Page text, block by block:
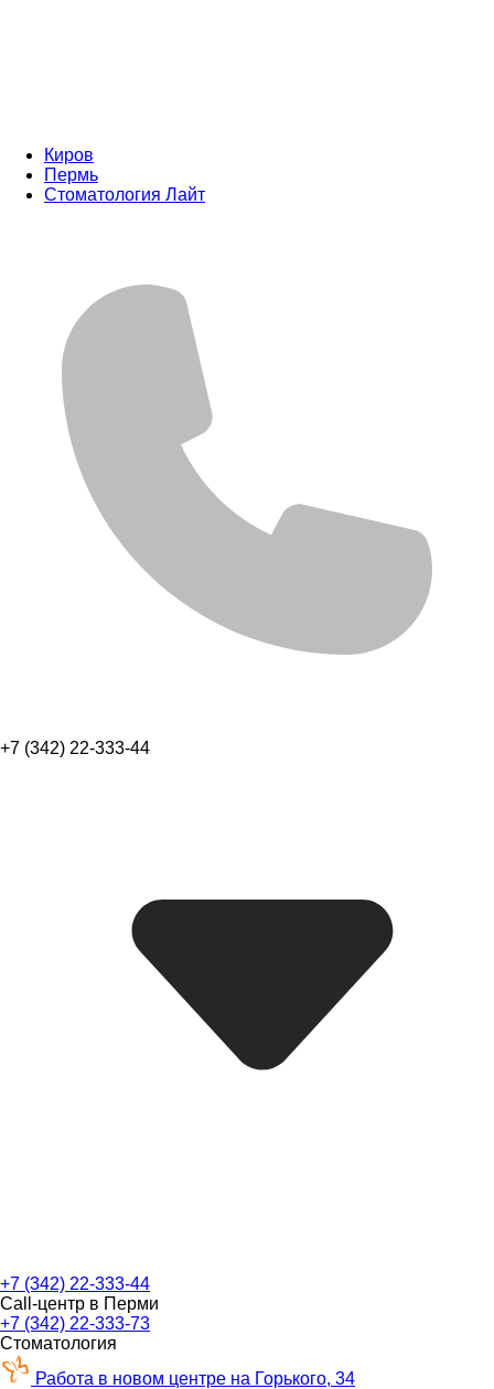
Киров
Пермь
Стоматология Лайт
+7 (342) 22-333-44
+7 (342) 22-333-44
Call-центр в Перми
+7 (342) 22-333-73
Стоматология
Работа в новом центре на Горького, 34